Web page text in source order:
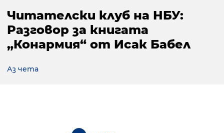
Читателски клуб на НБУ:
Разговор за книгата
„Конармия“ от Исак Бабел
Аз чета